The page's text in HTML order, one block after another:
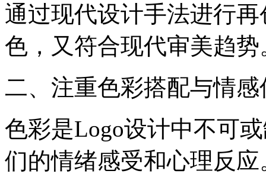
通过现代设计手法进行
色，又符合现代审美趋势
二、注重色彩搭配与情感
色彩是Logo设计中不可
们的情绪感受和心理反